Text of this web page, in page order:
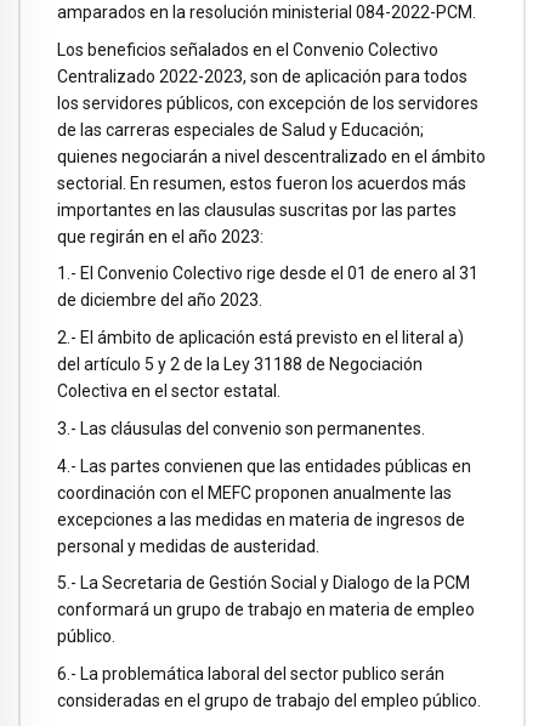
amparados en la resolución ministerial 084-2022-PCM.
Los beneficios señalados en el Convenio Colectivo
Centralizado 2022-2023, son de aplicación para todos
los servidores públicos, con excepción de los servidores
de las carreras especiales de Salud y Educación;
quienes negociarán a nivel descentralizado en el ámbito
sectorial. En resumen, estos fueron los acuerdos más
importantes en las clausulas suscritas por las partes
que regirán en el año 2023:
1.- El Convenio Colectivo rige desde el 01 de enero al 31
de diciembre del año 2023.
2.- El ámbito de aplicación está previsto en el literal a)
del artículo 5 y 2 de la Ley 31188 de Negociación
Colectiva en el sector estatal.
3.- Las cláusulas del convenio son permanentes.
4.- Las partes convienen que las entidades públicas en
coordinación con el MEFC proponen anualmente las
excepciones a las medidas en materia de ingresos de
personal y medidas de austeridad.
5.- La Secretaria de Gestión Social y Dialogo de la PCM
conformará un grupo de trabajo en materia de empleo
público.
6.- La problemática laboral del sector publico serán
consideradas en el grupo de trabajo del empleo público.